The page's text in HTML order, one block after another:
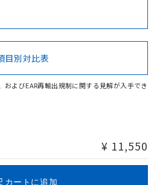
Cd Cr(VI)
する可能性があります。
製品の規格認証/適合状況ページへ
ちらのページからご検索ください
目別対比表
およびEAR再輸出規制に関する見解が入手でき
¥ 11,550
カートに追加